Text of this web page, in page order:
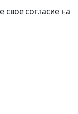
согласие на